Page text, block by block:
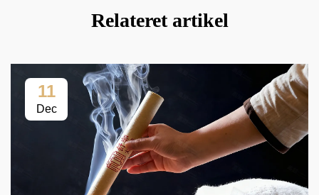
Relateret artikel
11
Dec